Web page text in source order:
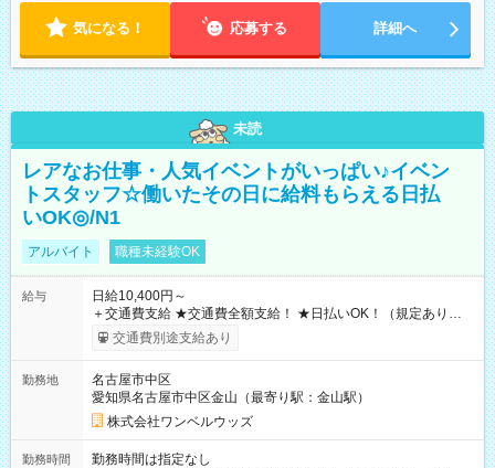
気になる！ 応募する 詳細へ
未読
レアなお仕事・人気イベントがいっぱい♪イベン
トスタッフ☆働いたその日に給料もらえる日払
いOK◎/N1
アルバイト 職種未経験OK
給与
日給10,400円～
＋交通費支給 ★交通費全額支給！ ★日払いOK！（規定あり） ┗
働いたその日に現金GET♪ お仕事後はコンビニATMから 日払
交通費別途支給あり
勤務地
名古屋市中区
愛知県名古屋市中区金山（最寄り駅：金山駅）
株式会社ワンベルウッズ
勤務時間
勤務時間は指定なし